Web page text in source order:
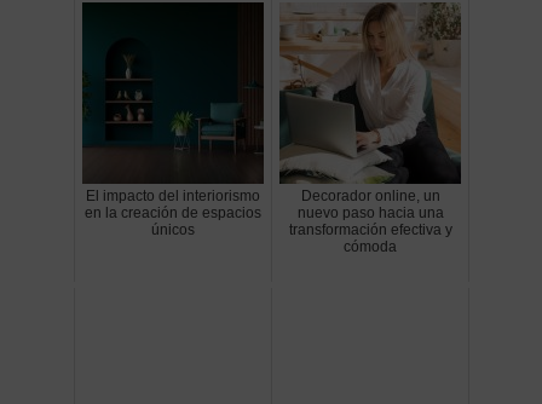
El impacto del interiorismo
en la creación de espacios
únicos
Decorador online, un
nuevo paso hacia una
transformación efectiva y
cómoda